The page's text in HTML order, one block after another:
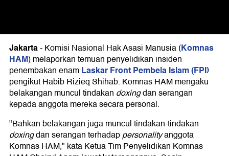
Jakarta-Komisi Nasional Hak Asasi Manusia (Komnas
HAM) melaporkan temuan penyelidikan insiden
penembakan enamLaskar Front Pembela Islam (FPI)
pengikut Habib Rizieq Shihab. Komnas HAM mengaku
belakangan muncul tindakan doxingdan serangan
kepada anggota mereka secara personal.
"Bahkan belakangan juga muncul tindakan-tindakan
doxingdan serangan terhadappersonalityanggota
Komnas HAM," kata Ketua Tim Penyelidikan Komnas